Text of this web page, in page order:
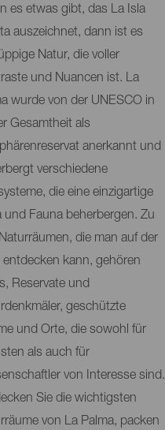
es etwas gibt, das La Isla
auszeichnet, dann ist es
Natur, die voller
und Nuancen ist. La
wurde von der UNESCO in
Gesamtheit als
anerkannt und
verschiedene
die eine einzigartige
und Fauna beherbergen. Zu
die man auf der
entdecken kann, gehören
Reservate und
geschützte
und Orte, die sowohl für
als auch für
von Interesse sind.
Sie die wichtigsten
von La Palma, packen